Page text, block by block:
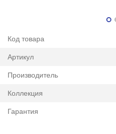
Код товара
Артикул
Производитель
Коллекция
Гарантия